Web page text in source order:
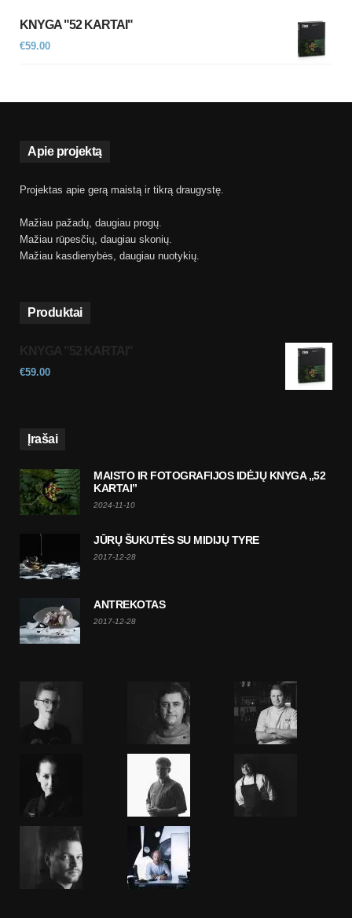
KNYGA "52 KARTAI"
€59.00
Apie projektą
Projektas apie gerą maistą ir tikrą draugystę.
Mažiau pažadų, daugiau progų.
Mažiau rūpesčių, daugiau skonių.
Mažiau kasdienybės, daugiau nuotykių.
Produktai
€59.00
Įrašai
MAISTO IR FOTOGRAFIJOS IDĖJŲ KNYGA „52
KARTAI”
2024-11-10
JŪRŲ ŠUKUTĖS SU MIDIJŲ TYRE
2017-12-28
ANTREKOTAS
2017-12-28